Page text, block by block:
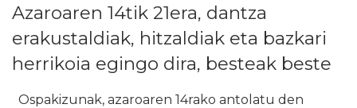
Azaroaren 14tik 21era, dantza
erakustaldiak, hitzaldiak eta bazkari
herrikoia egingo dira, besteak beste
Ospakizunak, azaroaren 14rako antolatu den